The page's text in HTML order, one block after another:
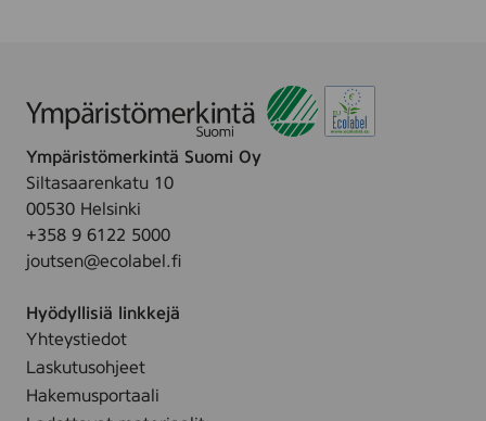
Ympäristömerkintä Suomi Oy
Siltasaarenkatu 10
00530 Helsinki
+358 9 6122 5000
joutsen@ecolabel.fi
Hyödyllisiä linkkejä
Yhteystiedot
Laskutusohjeet
Hakemusportaali